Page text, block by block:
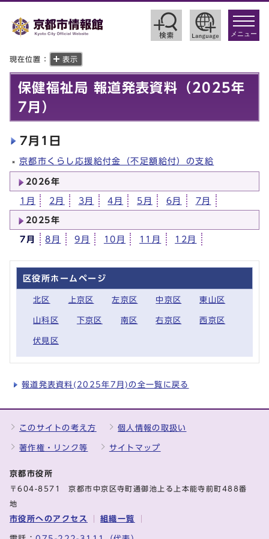
toggle
メニュー
現在位置： 表示
保健福祉局 報道発表資料（2025年
7月）
7月1日
京都市くらし応援給付金（不足額給付）の支給
2026年
1月 2月 3月 4月 5月 6月 7月
2025年
7月 8月 9月 10月 11月 12月
区役所ホームページ
北区 上京区 左京区 中京区 東山区
山科区 下京区 南区 右京区 西京区
伏見区
報道発表資料(2025年7月)の全一覧に戻る
このサイトの考え方 個人情報の取扱い
著作権・リンク等 サイトマップ
京都市役所
〒604-8571 京都市中京区寺町通御池上る上本能寺前町488番
地
市役所へのアクセス 組織一覧